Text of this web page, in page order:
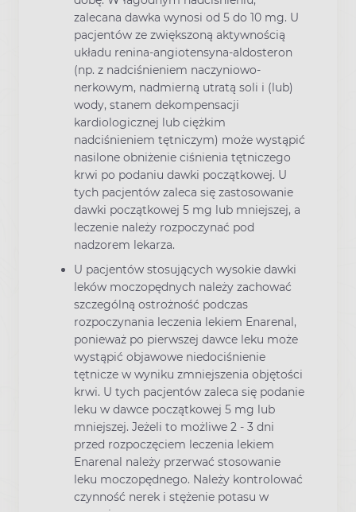
zalecana dawka wynosi od 5 do 10 mg. U
pacjentów ze zwiększoną aktywnością
układu renina-angiotensyna-aldosteron
(np. z nadciśnieniem naczyniowo-
nerkowym, nadmierną utratą soli i (lub)
wody, stanem dekompensacji
kardiologicznej lub ciężkim
nadciśnieniem tętniczym) może wystąpić
nasilone obniżenie ciśnienia tętniczego
krwi po podaniu dawki początkowej. U
tych pacjentów zaleca się zastosowanie
dawki początkowej 5 mg lub mniejszej, a
leczenie należy rozpoczynać pod
nadzorem lekarza.
U pacjentów stosujących wysokie dawki
leków moczopędnych należy zachować
szczególną ostrożność podczas
rozpoczynania leczenia lekiem Enarenal,
ponieważ po pierwszej dawce leku może
wystąpić objawowe niedociśnienie
tętnicze w wyniku zmniejszenia objętości
krwi. U tych pacjentów zaleca się podanie
leku w dawce początkowej 5 mg lub
mniejszej. Jeżeli to możliwe 2 - 3 dni
przed rozpoczęciem leczenia lekiem
Enarenal należy przerwać stosowanie
leku moczopędnego. Należy kontrolować
czynność nerek i stężenie potasu w